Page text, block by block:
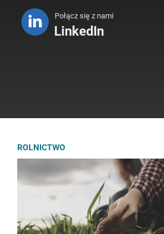
Połącz się z nami
LinkedIn
ROLNICTWO